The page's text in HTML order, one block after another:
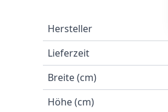
Hersteller
Lieferzeit
Breite (cm)
Höhe (cm)